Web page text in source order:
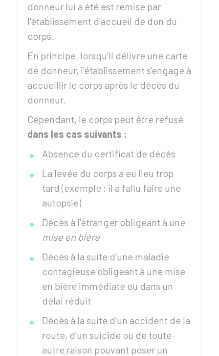
donneur lui a été est remise par
l'établissement d'accueil de don du
corps.
En principe, lorsqu'il délivre une carte
de donneur, l'établissement s'engage à
accueillir le corps après le décès du
donneur.
Cependant, le corps peut être refusé
dans les cas suivants :
Absence du certificat de décès
La levée du corps a eu lieu trop
tard (exemple : il a fallu faire une
autopsie)
Décès à l'étranger obligeant à une
mise en bière
Décès à la suite d'une maladie
contagieuse obligeant à une mise
en bière immédiate ou dans un
délai réduit
Décès à la suite d'un accident de la
route, d'un suicide ou de toute
autre raison pouvant poser un